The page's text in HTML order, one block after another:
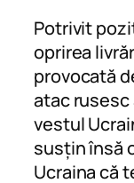
Potrivit
oprirea
provocată
atac
vestul
susțin însă
Ucraina că